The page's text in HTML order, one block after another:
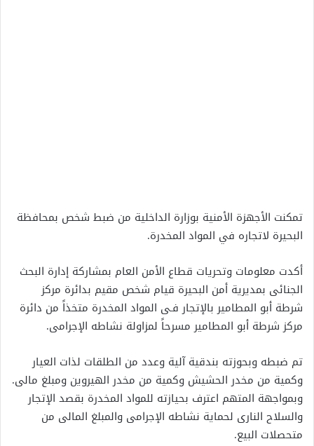
تمكنت الأجهزة الأمنية بوزارة الداخلية من ضبط شخص بمحافظة
البحيرة لاتجاره في المواد المخدرة.
أكدت معلومات وتحريات قطاع الأمن العام بمشاركة إدارة البحث
الجنائى بمديرية أمن البحيرة قيام شخص مقيم بدائرة مركز
شرطة أبو المطامير بالإتجار فـى المواد المخدرة متخذاً من دائرة
مركز شرطة أبو المطامير مسرحاً لمزاولة نشاطه الإجرامى.
تم ضبطه وبحوزته بندقية آلية وعدد من الطلقات لذات العيار
وكمية من مخدر الحشيش وكمية من مخدر الهيروين ومبلغ مالى.
وبمواجهة المتهم اعترف بحيازته للمواد المخدرة بقصد الإتجار
والسلاح النارى لحماية نشاطه الإجرامى والمبلغ المالى من
متحصلات البيع.